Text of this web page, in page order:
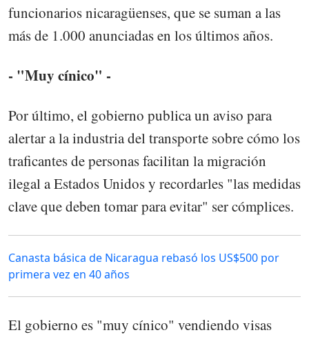
funcionarios nicaragüenses, que se suman a las
más de 1.000 anunciadas en los últimos años.
- "Muy cínico" -
Por último, el gobierno publica un aviso para
alertar a la industria del transporte sobre cómo los
traficantes de personas facilitan la migración
ilegal a Estados Unidos y recordarles "las medidas
clave que deben tomar para evitar" ser cómplices.
Canasta básica de Nicaragua rebasó los US$500 por
primera vez en 40 años
El gobierno es "muy cínico" vendiendo visas